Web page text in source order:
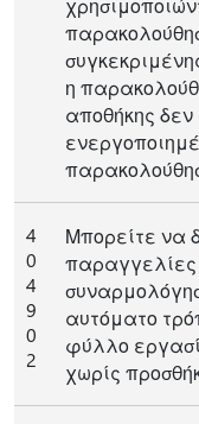
η
αποθήκης δεν
4
0
4
9
0
2
Μπορείτε να
παραγγελίες
αυτόματο
φύλλο
χωρίς